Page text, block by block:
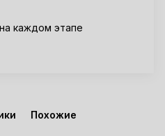
каждом этапе
Похожие